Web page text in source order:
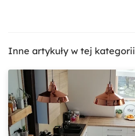
Inne artykuły w tej kategorii